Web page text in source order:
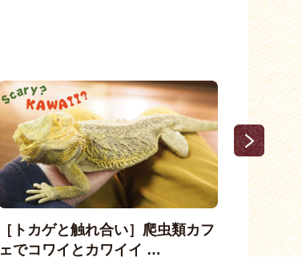
［トカゲと触れ合い］爬虫類カフ
ェでコワイとカワイイ …
一人み
ous …